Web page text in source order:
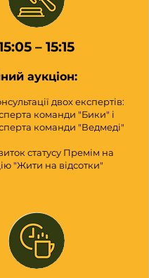
– 15:15
аукціон:
двох експертів:
команди "Бики" і
команди "Ведмеді"
статусу Премім на
"Жити на відсотки"